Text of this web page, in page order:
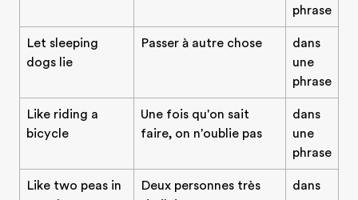
phrase
Let sleeping
dogs lie
Passer à autre chose
dans
une
phrase
Like riding a
bicycle
Une fois qu'on sait
faire, on n'oublie pas
dans
une
phrase
Like two peas in
Deux personnes très
dans